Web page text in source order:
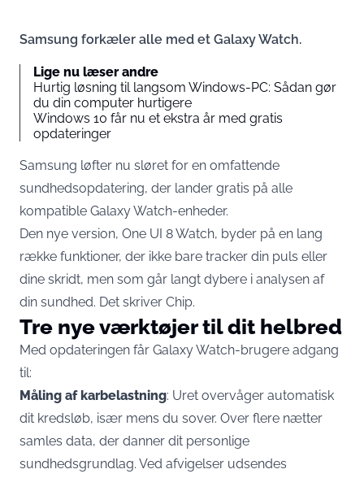
Samsung forkæler alle med et Galaxy Watch.
Lige nu læser andre
Hurtig løsning til langsom Windows-PC: Sådan gør
du din computer hurtigere
Windows 10 får nu et ekstra år med gratis
opdateringer
Samsung løfter nu sløret for en omfattende
sundhedsopdatering, der lander gratis på alle
kompatible Galaxy Watch-enheder.
Den nye version, One UI 8 Watch, byder på en lang
række funktioner, der ikke bare tracker din puls eller
dine skridt, men som går langt dybere i analysen af
din sundhed. Det skriver Chip.
Tre nye værktøjer til dit helbred
Med opdateringen får Galaxy Watch-brugere adgang
til:
Måling af karbelastning: Uret overvåger automatisk
dit kredsløb, især mens du sover. Over flere nætter
samles data, der danner dit personlige
sundhedsgrundlag. Ved afvigelser udsendes